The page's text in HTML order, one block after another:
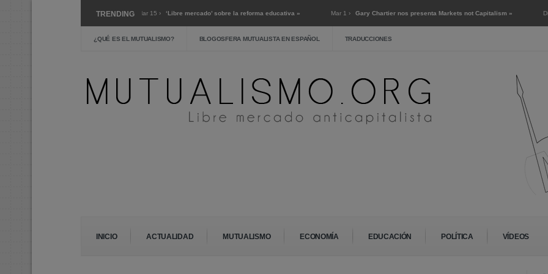
TRENDING
Mar 15 › ‘Libre mercado’ sobre la reforma educativa » Mar 1 › Gary Chartier nos presenta Markets not Capitalism »
¿QUÉ ES EL MUTUALISMO? BLOGOSFERA MUTUALISTA EN ESPAÑOL TRADUCCIONES
INICIO ACTUALIDAD MUTUALISMO ECONOMÍA EDUCACIÓN POLÍTICA VÍDEOS